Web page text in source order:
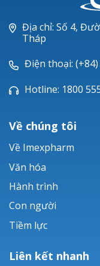
Piperacillin
Ticarlinat®
Zobacta®
Bacsulfo®
Địa chỉ: Số 4,
Tháp
Điện thoại: (+84)
Hotline: 1800
Về chúng tôi
Về Imexpharm
Văn hóa
Hành trình
Con người
Tiềm lực
Liên kết nhanh